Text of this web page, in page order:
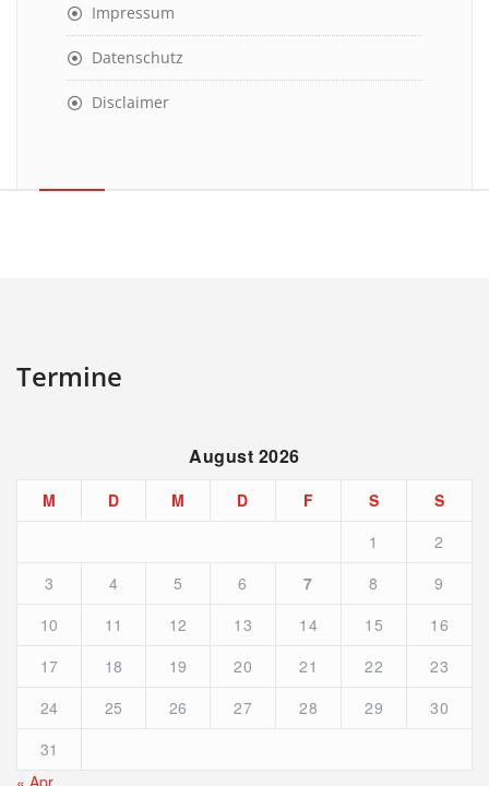
Impressum
Datenschutz
Disclaimer
Termine
August 2026
M D M D F S
S
1
2
3
4 5 6 7 8
9
10
11 12 13 14 15
16
17
18 19 20 21 22
23
24
25 26 27 28 29
30
31
« Apr.